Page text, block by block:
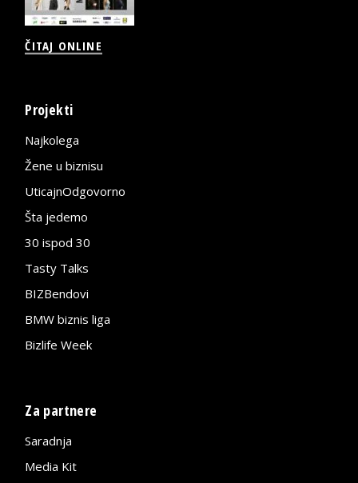
ČITAJ ONLINE
Projekti
Najkolega
Žene u biznisu
UticajnOdgovorno
Šta jedemo
30 ispod 30
Tasty Talks
BIZBendovi
BMW biznis liga
Bizlife Week
Za partnere
Saradnja
Media Kit